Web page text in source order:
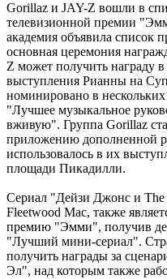
Gorillaz и JAY-Z вошли в
телевизионной премии
академия объявила список
основная церемония
Z может получить награду в
выступления Рианны на
номинировано в
"Лучшее музыкальное
вживую". Группа Gorillaz
приложению дополненной
использовалось в их
площади Пикадилли.
Сериал "Дейзи Джонс и
Fleetwood Mac, также
премию "Эмми", получив
"Лучший мини-сериал".
получить награды за
Эл", над которым также